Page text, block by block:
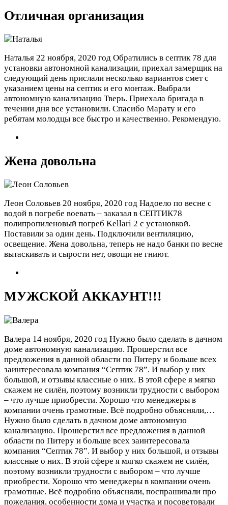
Отличная организация
Наталья 22 ноября, 2020 год Обратились в септик 78 для
установки автономной канализации, приехал замерщик на
следующий день прислали несколько вариантов смет с
указанием цены на септик и его монтаж. Выбрали
автономную канализацию Тверь. Приехала бригада в
течении дня все установили. Спасибо Марату и его
ребятам молодцы все быстро и качественно. Рекомендую.
Жена довольна
Леон Соловьев 20 ноября, 2020 год Надоело по весне с
водой в погребе воевать – заказал в СЕПТИК78
полипропиленовый погреб Kellari 2 с установкой.
Поставили за один день. Подключили вентиляцию,
освещение. Жена довольна, теперь не надо банки по весне
вытаскивать и сырости нет, овощи не гниют.
МУЖСКОЙ АККАУНТ!!!
Валера 14 ноября, 2020 год Нужно было сделать в дачном
доме автономную канализацию. Прошерстил все
предложения в данной области по Питеру и больше всех
заинтересовала компания “Септик 78”. И выбор у них
большой, и отзывы классные о них. В этой сфере я мягко
скажем не силён, поэтому возникли трудности с выбором
– что лучше приобрести. Хорошо что менеджеры в
компании очень грамотные. Всё подробно объясняли,…
Нужно было сделать в дачном доме автономную
канализацию. Прошерстил все предложения в данной
области по Питеру и больше всех заинтересовала
компания “Септик 78”. И выбор у них большой, и отзывы
классные о них. В этой сфере я мягко скажем не силён,
поэтому возникли трудности с выбором – что лучше
приобрести. Хорошо что менеджеры в компании очень
грамотные. Всё подробно объясняли, поспрашивали про
пожелания, особенности дома и участка и посоветовали